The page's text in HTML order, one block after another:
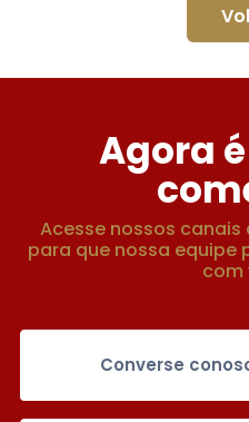
Agora
Acesse nossos
para que nossa
com
Converse